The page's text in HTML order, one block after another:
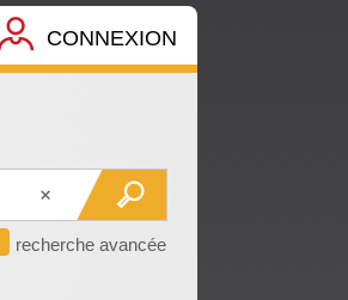
CONNEXION
recherche avancée